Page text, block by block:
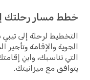
خطط مسار رحلتك
الجوية والإقامة وتأجير
التي تناسبك، وابنِ
يتوافق مع ميزانيتك.